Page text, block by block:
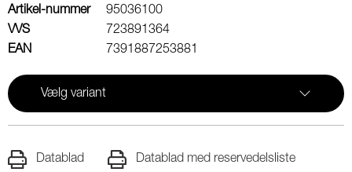
Artikel-nummer
95036100
VVS
723891364
EAN
7391887253881
Vælg variant
Datablad Datablad med reservedelsliste